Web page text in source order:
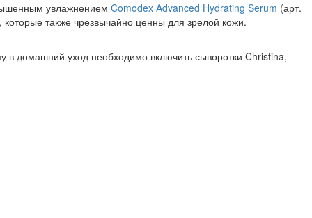
увлажнением Comodex Advanced Hydrating Serum (арт.
также чрезвычайно ценны для зрелой кожи.
в домашний уход необходимо включить сыворотки Christina,